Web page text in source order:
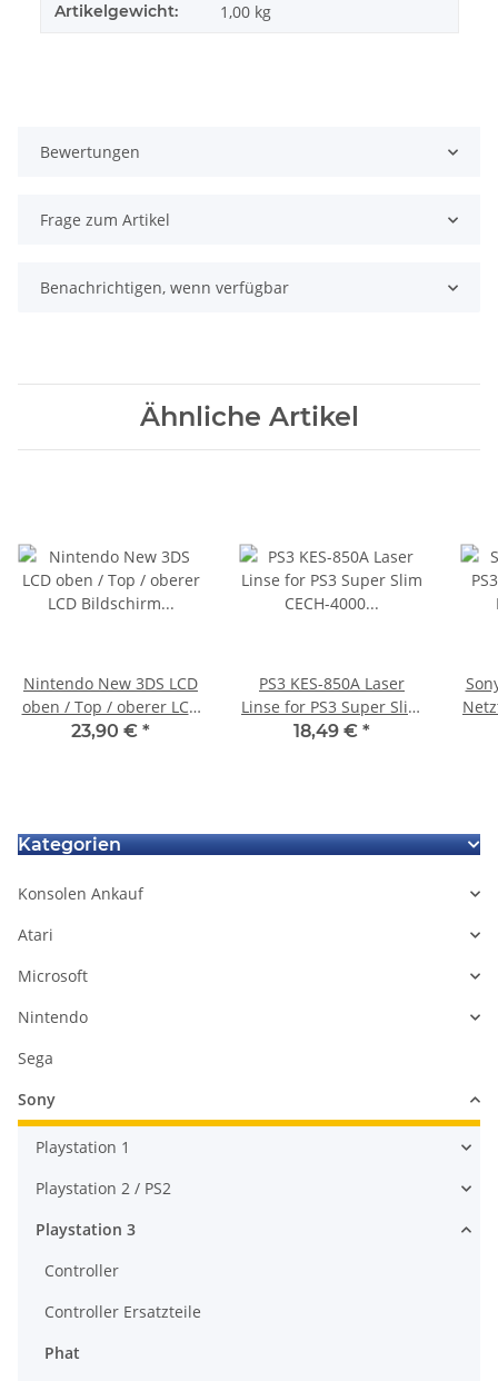
Artikelgewicht: 1,00 kg
Bewertungen
Frage zum Artikel
Benachrichtigen, wenn verfügbar
Ähnliche Artikel
Nintendo New 3DS LCD
oben / Top / oberer LCD
Bildschirm Display *neu
23,90 € *
PS3 KES-850A Laser
Linse for PS3 Super Slim
CECH-4000 Playstation 3
18,49 € *
Kategorien
Konsolen Ankauf
Atari
Microsoft
Nintendo
Sega
Sony
Playstation 1
Playstation 2 / PS2
Playstation 3
Controller
Controller Ersatzteile
Phat